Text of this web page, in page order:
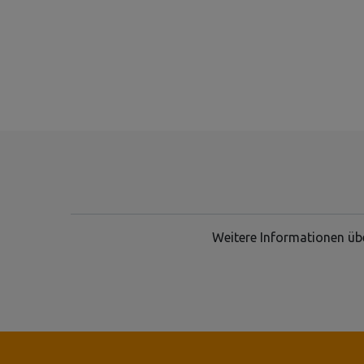
Weitere Informationen